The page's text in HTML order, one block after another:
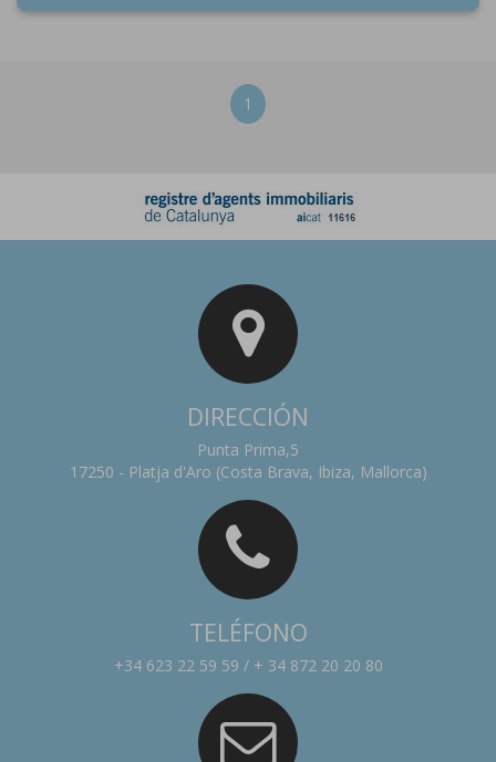
1
DIRECCIÓN
Punta Prima,5
17250 - Platja d'Aro (Costa Brava, Ibiza, Mallorca)
TELÉFONO
+34 623 22 59 59 / + 34 872 20 20 80